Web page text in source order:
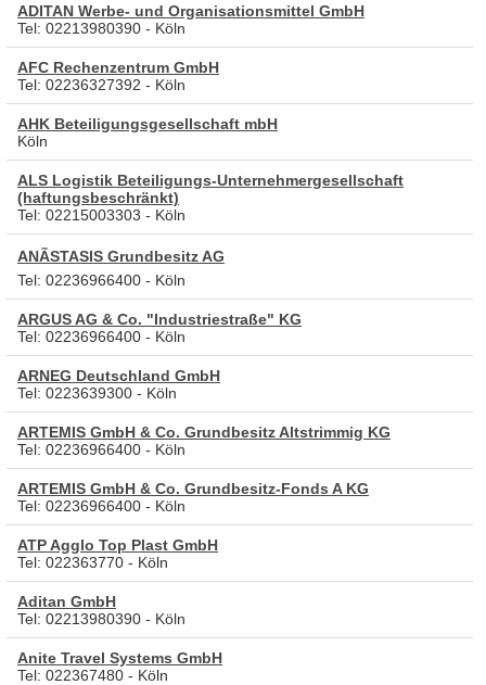
ADITAN Werbe- und Organisationsmittel GmbH
Tel: 02213980390 - Köln
AFC Rechenzentrum GmbH
Tel: 02236327392 - Köln
AHK Beteiligungsgesellschaft mbH
Köln
ALS Logistik Beteiligungs-Unternehmergesellschaft
(haftungsbeschränkt)
Tel: 02215003303 - Köln
ANÃSTASIS Grundbesitz AG
Tel: 02236966400 - Köln
ARGUS AG & Co. "Industriestraße" KG
Tel: 02236966400 - Köln
ARNEG Deutschland GmbH
Tel: 0223639300 - Köln
ARTEMIS GmbH & Co. Grundbesitz Altstrimmig KG
Tel: 02236966400 - Köln
ARTEMIS GmbH & Co. Grundbesitz-Fonds A KG
Tel: 02236966400 - Köln
ATP Agglo Top Plast GmbH
Tel: 022363770 - Köln
Aditan GmbH
Tel: 02213980390 - Köln
Anite Travel Systems GmbH
Tel: 022367480 - Köln